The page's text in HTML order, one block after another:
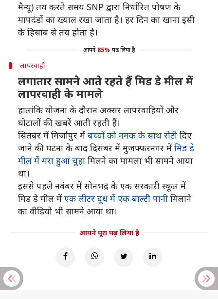
मैन्यू) तय करते समय SNP द्वारा निर्धारित पोषण के
मापदंडों का ख्याल रखा जाता है। हर दिन का खाना इसी
के हिसाब से तय होता है।
आपने 85% पढ़ लिया है
लापरवाही
लगातार सामने आते रहते हैं मिड डे मील में
लापरवाही के मामले
हालांकि योजना के दौरान अक्सर लापरवाहियों और
घोटालों की खबरें आती रहती हैं।
सितंबर में मिर्जापुर में बच्चों को नमक के साथ रोटी दिए
जाने की घटना के बाद दिसंबर में मुजफ्फरनगर में मिड डे
मील में मरा हुआ चूहा मिलने का मामला भी सामने आया
था।
इससे पहले नवंबर में सोनभद्र के एक सरकारी स्कूल में
मिड डे मील में एक लीटर दूध में एक बाल्टी पानी मिलाने
का वीडियो भी सामने आया था।
आपने पूरा पढ़ लिया है